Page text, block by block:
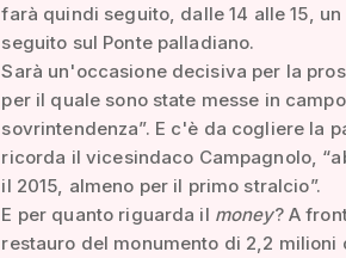
farà quindi seguito, dalle 14 alle 15,
seguito sul Ponte palladiano.
Sarà un'occasione decisiva per la
per il quale sono state messe in
sovrintendenza”. E c'è da cogliere la
ricorda il vicesindaco Campagnolo,
il 2015, almeno per il primo stralcio”.
E per quanto riguarda il money? A
restauro del monumento di 2,2